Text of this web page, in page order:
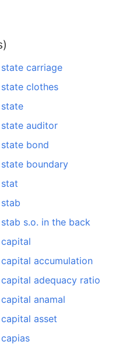
state carriage
state clothes
state
state auditor
state bond
state boundary
stat
stab
stab s.o. in the back
capital
capital accumulation
capital adequacy ratio
capital anamal
capital asset
capias